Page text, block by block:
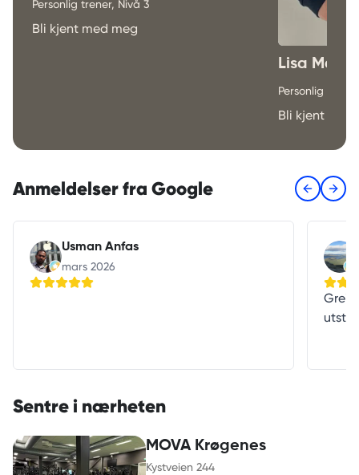
Personlig trener, Nivå 3
Bli kjent med meg
Lisa
Personlig
Bli kjent med
Anmeldelser fra Google Previous
Next
Usman Anfas
mars 2026
Greit
Sentre i nærheten
MOVA Krøgenes
Kystveien 244